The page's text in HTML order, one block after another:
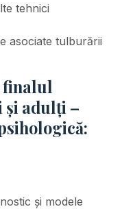
tehnici
asociate tulburării
finalul
și adulți –
și modele